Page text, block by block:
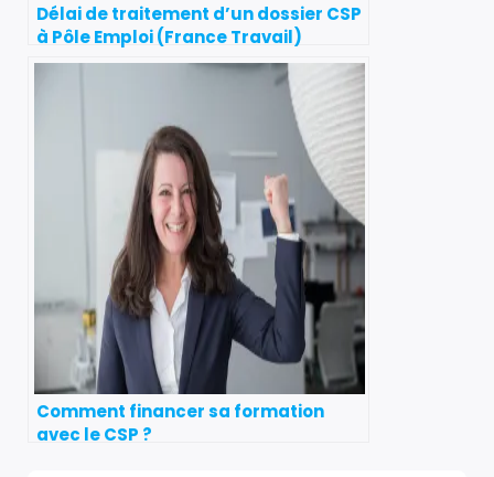
Délai de traitement d’un dossier CSP
à Pôle Emploi (France Travail)
Comment financer sa formation
avec le CSP ?